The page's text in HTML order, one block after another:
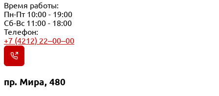
Время работы:
Пн-Пт 10:00 - 19:00
Сб-Вс 11:00 - 18:00
Телефон:
+7 (4212) 22‒00‒00
пр. Мира, 480